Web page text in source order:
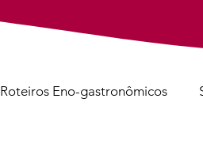
Roteiros Eno-gastronômicos